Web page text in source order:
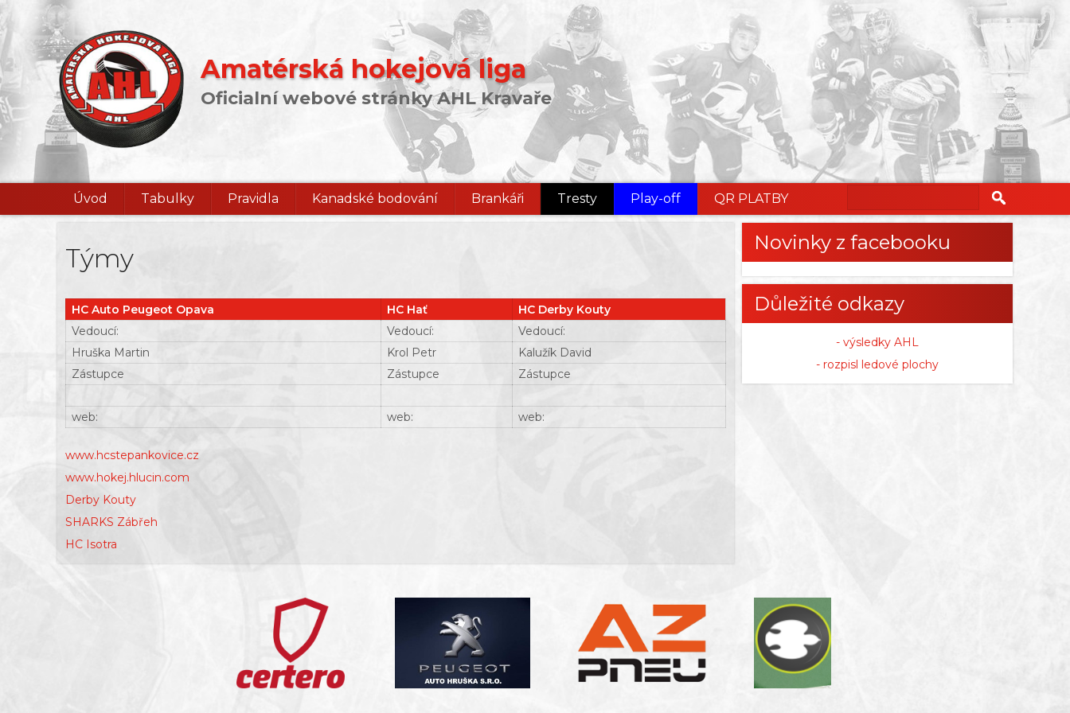
Amatérská hokejová liga
Oficialní webové stránky AHL Kravaře
Úvod Tabulky Pravidla Kanadské bodování Brankáři Tresty Play-off QR PLATBY
Novinky z facebooku
Důležité odkazy
- výsledky AHL
- rozpisl ledové plochy
Týmy
HC Auto Peugeot Opava HC Hať
HC Derby Kouty
Vedoucí:
Vedoucí:
Vedoucí:
Hruška Martin
Krol Petr
Kalužík David
Zástupce
Zástupce Zástupce
web: web: web:
www.hcstepankovice.cz
www.hokej.hlucin.com
Derby Kouty
SHARKS Zábřeh
HC Isotra